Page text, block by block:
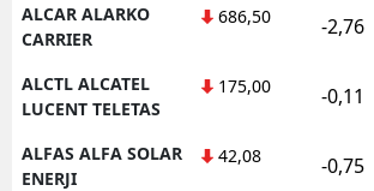
ALCAR ALARKO
CARRIER
686,50 -2,76
ALCTL ALCATEL
LUCENT TELETAS
175,00 -0,11
ALFAS ALFA SOLAR
ENERJI
42,08 -0,75